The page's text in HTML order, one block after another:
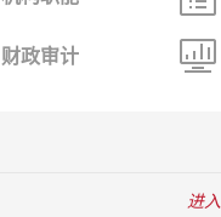
财政审计
进入